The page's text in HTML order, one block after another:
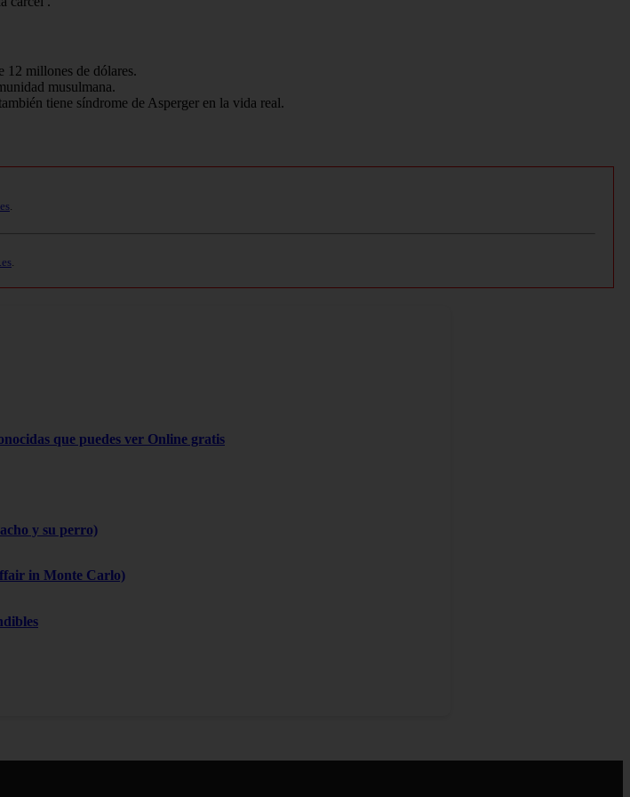
12 millones de dólares.
musulmana.
tiene síndrome de Asperger en la vida real.
que puedes ver Online gratis
y su perro)
in Monte Carlo)